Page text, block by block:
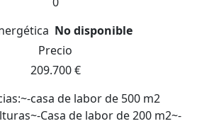
No disponible
Precio
209.700 €
casa de labor de 500 m2
Casa de labor de 200 m2~-